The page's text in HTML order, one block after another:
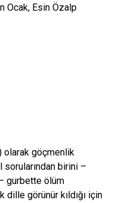
Ocak, Esin Özalp
olarak göçmenlik
birini –
gurbette ölüm
görünür kıldığı için